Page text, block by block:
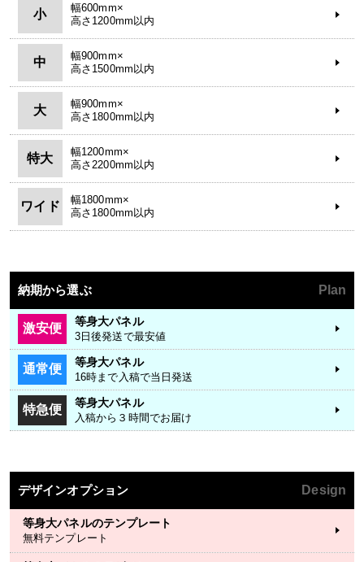
小
幅600mm×
高さ1200mm以内
中
幅900mm×
高さ1500mm以内
大
幅900mm×
高さ1800mm以内
特大
幅1200mm×
高さ2200mm以内
ワイド
幅1800mm×
高さ1800mm以内
納期から選ぶ Plan
激安便
等身大パネル
3日後発送で最安値
通常便
等身大パネル
16時まで入稿で当日発送
特急便
等身大パネル
入稿から３時間でお届け
デザインオプション Design
等身大パネルのテンプレート
無料テンプレート